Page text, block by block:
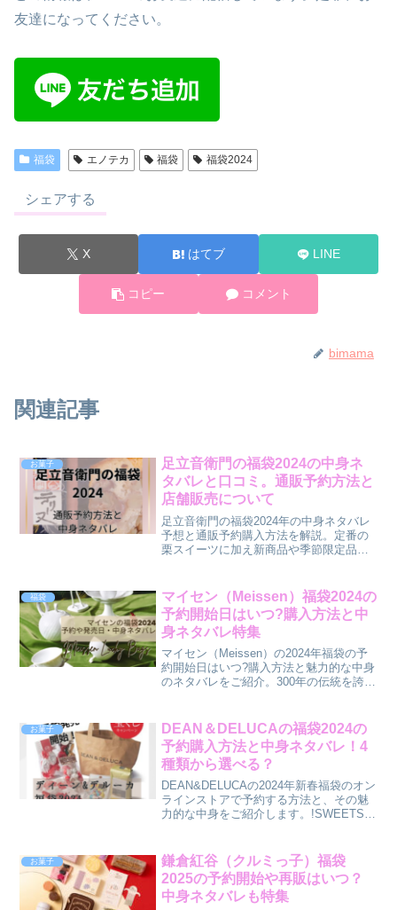
友達になってください。
福袋 エノテカ 福袋 福袋2024
シェアする
X はてブ LINE
コピー コメント
bimama
関連記事
お菓子
足立音衛門の福袋2024の中身ネ
タバレと口コミ。通販予約方法と
店舗販売について
足立音衛門の福袋2024年の中身ネタバレ
予想と通販予約購入方法を解説。定番の
栗スイーツに加え新商品や季節限定品が
の口コミも参考に、2024年福袋の魅力を
まとめました。
福袋
マイセン（Meissen）福袋2024の
予約開始日はいつ?購入方法と中
身ネタバレ特集
マイセン（Meissen）の2024年福袋の予
約開始日はいつ?購入方法と魅力的な中身
のネタバレをご紹介。300年の伝統を誇る
や購入方法の解説、人気のブルーオニオ
ン模様など福袋の中身を予想。正月の自
分へのご褒美や大切な人へのおすすめア
イテムをご覧ください。
お菓子
DEAN＆DELUCAの福袋2024の
予約購入方法と中身ネタバレ！4
種類から選べる？
DEAN&DELUCAの2024年新春福袋のオン
ラインストアで予約する方法と、その魅
力的な中身をご紹介します。!SWEETS、
インナップから選べる高級食材詰め合わ
せ福袋は、贅沢で洗練された味わいが楽
しめる逸品グルメギフトに最適です。
お菓子
鎌倉紅谷（クルミっ子）福袋
2025の予約開始や再販はいつ？
中身ネタバレも特集